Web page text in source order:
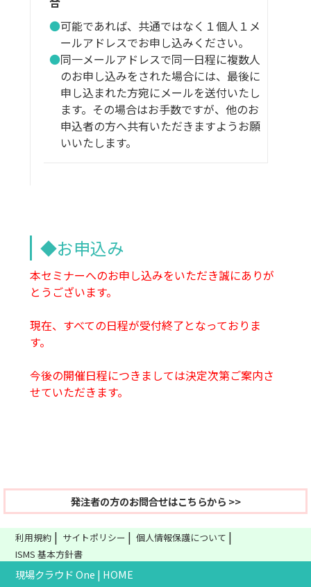
可能であれば、共通ではなく１個人１メ
ールアドレスでお申し込みください。
同一メールアドレスで同一日程に複数人
のお申し込みをされた場合には、最後に
申し込まれた方宛にメールを送付いたし
ます。その場合はお手数ですが、他のお
申込者の方へ共有いただきますようお願
いいたします。
◆お申込み
本セミナーへのお申し込みをいただき誠にありが
とうございます。
現在、すべての日程が受付終了となっておりま
す。
今後の開催日程につきましては決定次第ご案内さ
せていただきます。
発注者の方のお問合せはこちらから >>
利用規約 サイトポリシー
個人情報保護について
ISMS 基本方針書
現場クラウド One | HOME